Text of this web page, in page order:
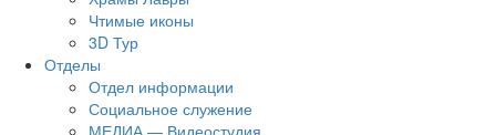
Чтимые иконы
3D Тур
Отделы
Отдел информации
Социальное служение
МЕДИА — Видеостудия